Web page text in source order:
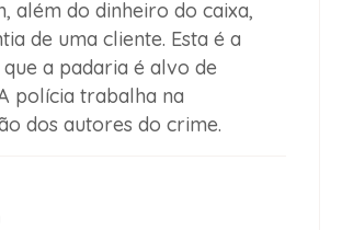
além do dinheiro do caixa,
de uma cliente. Esta é a
a padaria é alvo de
polícia trabalha na
dos autores do crime.